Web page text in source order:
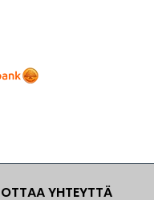
OTTAA YHTEYTTÄ